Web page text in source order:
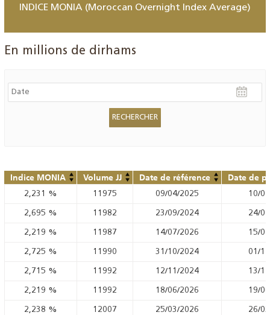
INDICE MONIA (Moroccan Overnight Index Average)
En millions de dirhams
Indice MONIA Volume JJ Date de référence Date de
2,231 % 11975 09/04/2025 10/
2,695 % 11982 23/09/2024 24/
2,219 % 11987 14/07/2026 15/
2,725 % 11990 31/10/2024 01/
2,715 % 11992 12/11/2024 13/
2,219 % 11992 18/06/2026 19/
2,238 % 12007 25/03/2026 26/